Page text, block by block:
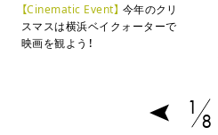
【Cinematic Event】 今年のクリ
スマスは横浜ベイクォーターで
映画を観よう！
1
8